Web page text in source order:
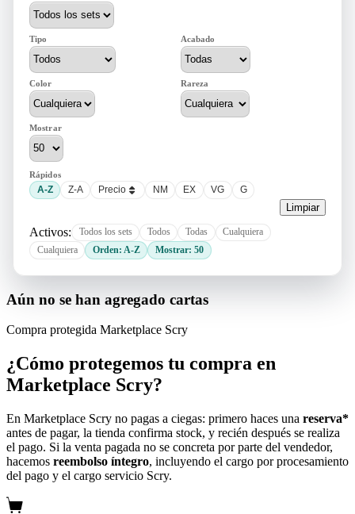
Tipo Acabado
Color Rareza
Mostrar
Rápidos
A-Z Z-A Precio NM EX VG G
Limpiar
Activos: Todos los sets Todos Todas
Cualquiera
Cualquiera
Orden: A-Z Mostrar: 50
Aún no se han agregado cartas
Compra protegida Marketplace Scry
¿Cómo protegemos tu compra en
Marketplace Scry?
En Marketplace Scry no pagas a ciegas: primero haces una reserva*
antes de pagar, la tienda confirma stock, y recién después se realiza
el pago. Si la venta pagada no se concreta por parte del vendedor,
hacemos reembolso íntegro, incluyendo el cargo por procesamiento
del pago y el cargo servicio Scry.